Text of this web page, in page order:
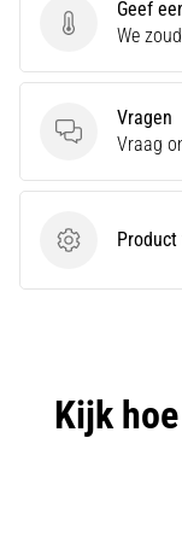
Toon
artikelen
Geef een
Geef
We
Vragen
Vragen
Vraag
Product
Kijk